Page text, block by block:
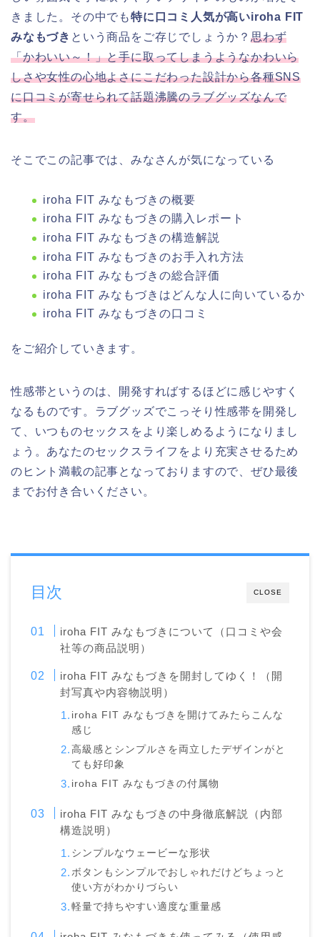
きました。その中でも特に口コミ人気が高いiroha FIT
みなもづき という商品をご存じでしょうか？ 思わず
「かわいい～！」と手に取ってしまうようなかわいら
しさや女性の心地よさにこだわった設計から各種SNS
に口コミが寄せられて話題沸騰のラブグッズなんで
す。
そこでこの記事では、みなさんが気になっている
iroha FIT みなもづきの概要
iroha FIT みなもづきの購入レポート
iroha FIT みなもづきの構造解説
iroha FIT みなもづきのお手入れ方法
iroha FIT みなもづきの総合評価
iroha FIT みなもづきはどんな人に向いているか
iroha FIT みなもづきの口コミ
をご紹介していきます。
性感帯というのは、開発すればするほどに感じやすく
なるものです。ラブグッズでこっそり性感帯を開発し
て、いつものセックスをより楽しめるようになりまし
ょう。あなたのセックスライフをより充実させるため
のヒント満載の記事となっておりますので、ぜひ最後
までお付き合いください。
CLOSE
目次
iroha FIT みなもづきについて（口コミや会
社等の商品説明）
iroha FIT みなもづきを開封してゆく！（開
封写真や内容物説明）
iroha FIT みなもづきを開けてみたらこんな
感じ
高級感とシンプルさを両立したデザインがと
ても好印象
iroha FIT みなもづきの付属物
iroha FIT みなもづきの中身徹底解説（内部
構造説明）
シンプルなウェービーな形状
ボタンもシンプルでおしゃれだけどちょっと
使い方がわかりづらい
軽量で持ちやすい適度な重量感